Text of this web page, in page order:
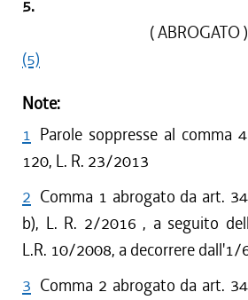
5.
( ABROGATO )
(5)
Note:
1 Parole soppresse al comma
120, L. R. 23/2013
2 Comma 1 abrogato da art.
b), L. R. 2/2016 , a seguito
L.R. 10/2008, a decorrere
3 Comma 2 abrogato da art.